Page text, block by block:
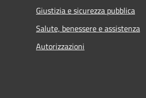
Giustizia e sicurezza pubblica
Salute, benessere e assistenza
Autorizzazioni